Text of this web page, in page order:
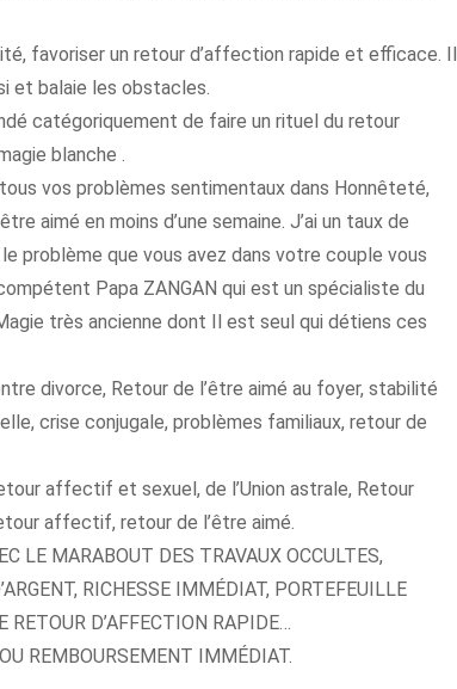
favoriser un retour d’affection rapide et efficace. Il
et balaie les obstacles.
catégoriquement de faire un rituel du retour
blanche .
vos problèmes sentimentaux dans Honnêteté,
aimé en moins d’une semaine. J’ai un taux de
problème que vous avez dans votre couple vous
Papa ZANGAN qui est un spécialiste du
très ancienne dont Il est seul qui détiens ces
divorce, Retour de l’être aimé au foyer, stabilité
crise conjugale, problèmes familiaux, retour de
affectif et sexuel, de l’Union astrale, Retour
affectif, retour de l’être aimé.
LE MARABOUT DES TRAVAUX OCCULTES,
RICHESSE IMMÉDIAT, PORTEFEUILLE
RETOUR D’AFFECTION RAPIDE…
REMBOURSEMENT IMMÉDIAT.